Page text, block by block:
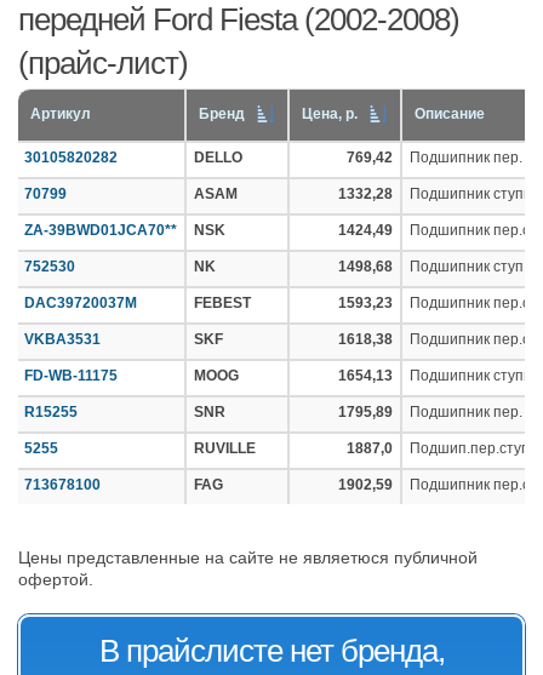
передней Ford Fiesta (2002-2008)
(прайс-лист)
Артикул Бренд Цена, р. Описание
30105820282 DELLO 769,42 Подшипник пер.
70799 ASAM 1332,28 Подшипник
ZA-39BWD01JCA70** NSK 1424,49 Подшипник
752530 NK 1498,68 Подшипник
DAC39720037M FEBEST 1593,23 Подшипник
VKBA3531 SKF 1618,38 Подшипник
FD-WB-11175 MOOG 1654,13 Подшипник
R15255 SNR 1795,89 Подшипник пер.
5255 RUVILLE 1887,0 Подшип.пер.ступ
713678100 FAG 1902,59 Подшипник
Цены представленные на сайте не являетюся публичной
офертой.
В прайслисте нет бренда,